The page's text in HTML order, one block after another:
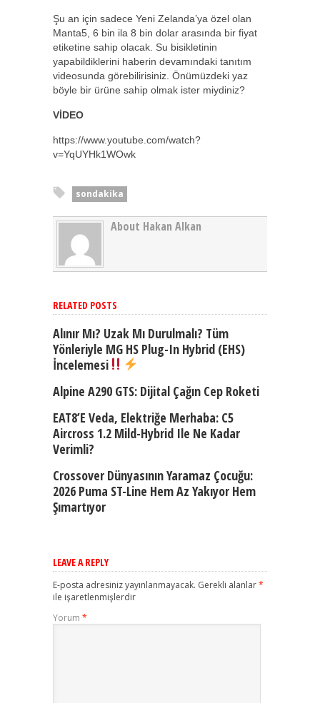
Şu an için sadece Yeni Zelanda’ya özel olan
Manta5, 6 bin ila 8 bin dolar arasında bir fiyat
etiketine sahip olacak. Su bisikletinin
yapabildiklerini haberin devamındaki tanıtım
videosunda görebilirisiniz. Önümüzdeki yaz
böyle bir ürüne sahip olmak ister miydiniz?
VİDEO
https://www.youtube.com/watch?
v=YqUYHk1WOwk
sondakika
About Hakan Alkan
RELATED POSTS
Alınır Mı? Uzak Mı Durulmalı? Tüm
Yönleriyle MG HS Plug-In Hybrid (EHS)
İncelemesi
Alpine A290 GTS: Dijital Çağın Cep Roketi
EAT8’e Veda, Elektriğe Merhaba: C5
Aircross 1.2 Mild-Hybrid Ile Ne Kadar
Verimli?
Crossover Dünyasının Yaramaz Çocuğu:
2026 Puma ST-Line Hem Az Yakıyor Hem
Şımartıyor
LEAVE A REPLY
E-posta adresiniz yayınlanmayacak. Gerekli alanlar*
ile işaretlenmişlerdir
Yorum *